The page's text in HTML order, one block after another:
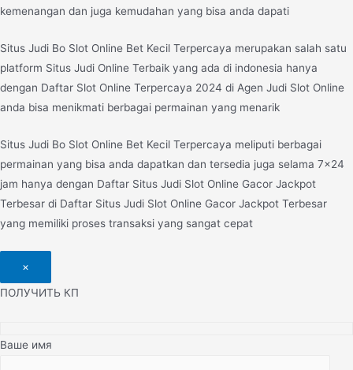
kemenangan dan juga kemudahan yang bisa anda dapati
Situs Judi Bo Slot Online Bet Kecil Terpercaya merupakan salah satu
platform Situs Judi Online Terbaik yang ada di indonesia hanya
dengan Daftar Slot Online Terpercaya 2024 di Agen Judi Slot Online
anda bisa menikmati berbagai permainan yang menarik
Situs Judi Bo Slot Online Bet Kecil Terpercaya meliputi berbagai
permainan yang bisa anda dapatkan dan tersedia juga selama 7×24
jam hanya dengan Daftar Situs Judi Slot Online Gacor Jackpot
Terbesar di Daftar Situs Judi Slot Online Gacor Jackpot Terbesar
yang memiliki proses transaksi yang sangat cepat
×
ПОЛУЧИТЬ КП
Ваше имя